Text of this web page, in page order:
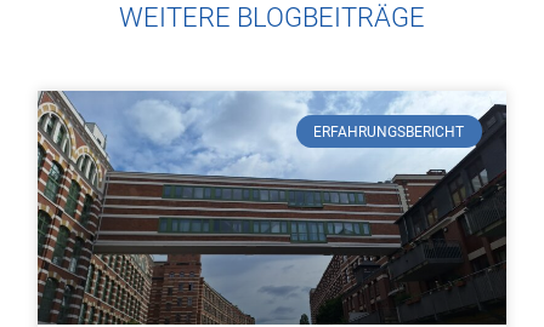
WEITERE BLOGBEITRÄGE
ERFAHRUNGSBERICHT